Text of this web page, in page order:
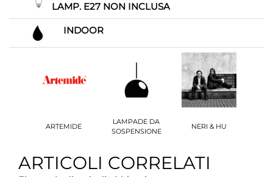
LAMP. E27 NON INCLUSA
INDOOR
ARTEMIDE
LAMPADE DA
SOSPENSIONE
NERI & HU
ARTICOLI CORRELATI